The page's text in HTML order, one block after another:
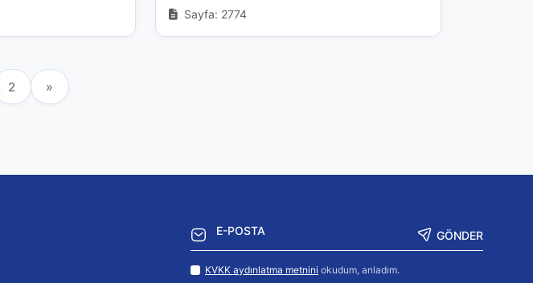
Sayfa: 2774
2 »
GÖNDER
KVKK aydınlatma metnini okudum, anladım.